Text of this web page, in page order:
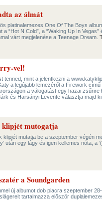
az álmát
platinalemezes One Of The Boys
a “Hot N Cold”, a “Waking Up In Vegas”
várt megjelenése a Teenage Dream.
vel!
tenned, mint a jelentkezni a
a legújabb lemezéről a Firework
a válogatást egy hazai
és Harsányi Levente választja majd
mutogatja
klipjét mutatja be a szeptember végén
után egy lágy és igen kellemes nóta, a
a Soundgarden
új albumot dob piacra szeptember
tartalmazza először